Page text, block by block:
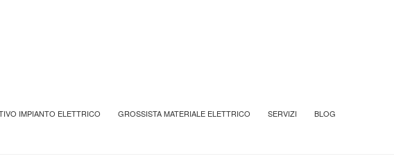
IMPIANTO ELETTRICO GROSSISTA MATERIALE ELETTRICO SERVIZI BLOG